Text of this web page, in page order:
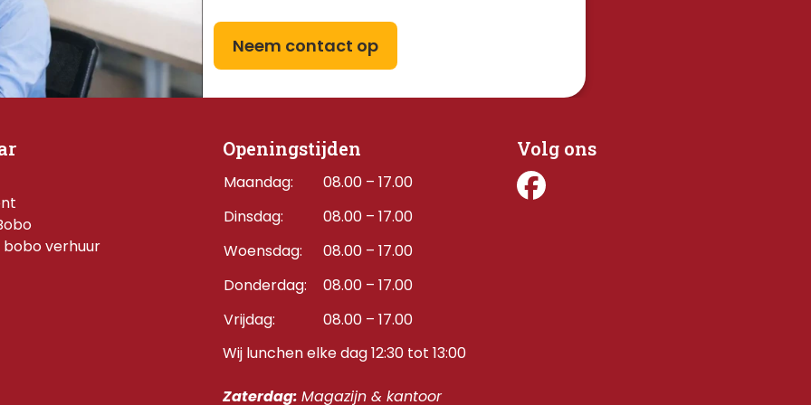
Neem contact op
verhuur
Openingstijden
Maandag:
08.00 – 17.00
Dinsdag:
08.00 – 17.00
Woensdag:
08.00 – 17.00
Donderdag: 08.00 – 17.00
Vrijdag:
08.00 – 17.00
Wij lunchen elke dag 12:30 tot 13:00
Zaterdag: Magazijn & kantoor
Volg ons